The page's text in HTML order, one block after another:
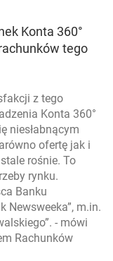
Konta 360°
tego
z tego
Konta 360°
niesłabnącym
ofertę jak i
rośnie. To
rynku.
Banku
Newsweeka”, m.in.
- mówi
Rachunków